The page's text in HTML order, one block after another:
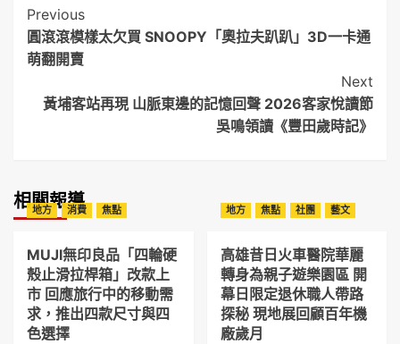
Post
Navigation
Previous
圓滾滾模樣太欠買 SNOOPY「奧拉夫趴趴」3D一卡通
萌翻開賣
Next
黃埔客站再現 山脈東邊的記憶回聲 2026客家悅讀節
吳鳴領讀《豐田歲時記》
相關報導
地方 消費 焦點
MUJI無印良品「四輪硬
殼止滑拉桿箱」改款上
市 回應旅行中的移動需
求，推出四款尺寸與四
色選擇
地方 焦點 社團 藝文
高雄昔日火車醫院華麗
轉身為親子遊樂園區 開
幕日限定退休職人帶路
探秘 現地展回顧百年機
廠歲月